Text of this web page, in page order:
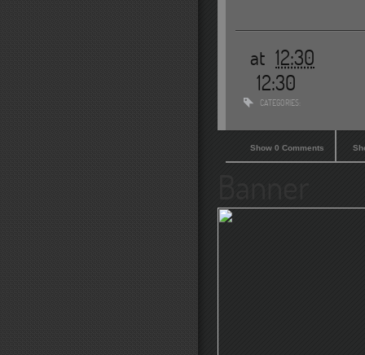
at 12:30
12:30
CATEGORIES:
Show 0 Comments